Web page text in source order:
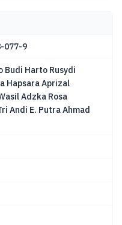
077-9
Budi Harto Rusydi
Hapsara Aprizal
Adzka Rosa
Andi E. Putra Ahmad